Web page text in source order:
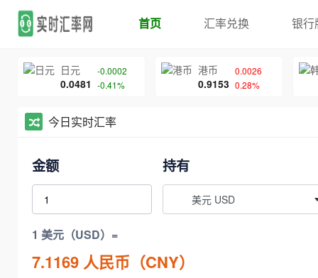
首页 汇率兑换 银行
日元
0.0481
-0.0002
-0.41%
港币
0.9153
0.0026
0.28%
今日实时汇率
金额 持有
美元 USD
1 美元（USD）=
7.1169 人民币（CNY）